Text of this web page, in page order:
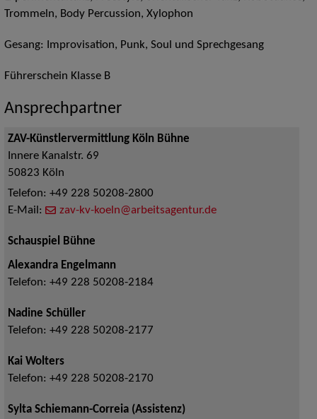
Trommeln, Body Percussion, Xylophon
Gesang: Improvisation, Punk, Soul und Sprechgesang
Führerschein Klasse B
Ansprechpartner
ZAV-Künstlervermittlung Köln Bühne
Innere Kanalstr. 69
50823 Köln
Telefon: +49 228 50208-2800
E-Mail:
zav-kv-koeln@arbeitsagentur.de
Schauspiel Bühne
Alexandra Engelmann
Telefon: +49 228 50208-2184
Nadine Schüller
Telefon: +49 228 50208-2177
Kai Wolters
Telefon: +49 228 50208-2170
Sylta Schiemann-Correia (Assistenz)